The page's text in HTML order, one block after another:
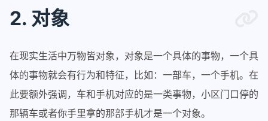
2. 对象
在现实生活中万物皆对象，对象是一个具体的事物，一个具
体的事物就会有行为和特征，比如：一部车，一个手机。在
此要额外强调，车和手机对应的是一类事物，小区门口停的
那辆车或者你手里拿的那部手机才是一个对象。